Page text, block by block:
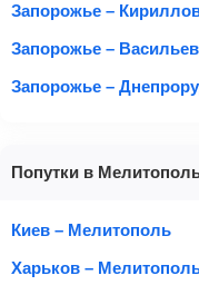
Запорожье –
Запорожье –
Запорожье –
Попутки в
Киев – Мелитополь
Харьков –